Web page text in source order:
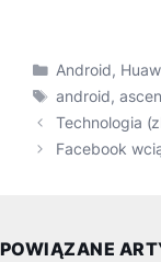
Kategorie
Android,
Tagi
android,
Technologia
Facebook
POWIĄZANE